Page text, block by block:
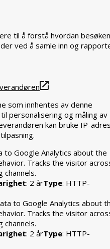
til å forstå hvordan
ved å samle inn og
som innhentes av denne
personalisering og måling av
kan bruke IP-
to Google Analytics about the
Tracks the visitor
channels.
: 2 årType: HTTP-
to Google Analytics about
Tracks the visitor
channels.
: 2 årType: HTTP-